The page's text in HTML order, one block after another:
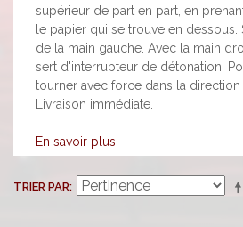
supérieur de part en part, en
le papier qui se trouve en dessous.
de la main gauche. Avec la main
sert d'interrupteur de détonation.
tourner avec force dans la
Livraison immédiate.
En savoir plus
TRIER PAR